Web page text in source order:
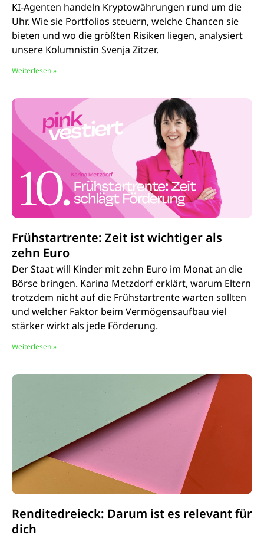
KI-Agenten handeln Kryptowährungen rund um die
Uhr. Wie sie Portfolios steuern, welche Chancen sie
bieten und wo die größten Risiken liegen, analysiert
unsere Kolumnistin Svenja Zitzer.
Weiterlesen »
Frühstartrente: Zeit ist wichtiger als
zehn Euro
Der Staat will Kinder mit zehn Euro im Monat an die
Börse bringen. Karina Metzdorf erklärt, warum Eltern
trotzdem nicht auf die Frühstartrente warten sollten
und welcher Faktor beim Vermögensaufbau viel
stärker wirkt als jede Förderung.
Weiterlesen »
Renditedreieck: Darum ist es relevant für
dich